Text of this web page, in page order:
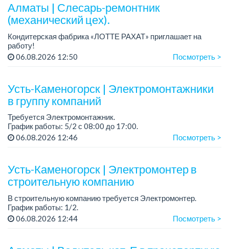
Алматы | Слесарь-ремонтник
(механический цех).
Кондитерская фабрика «ЛОТТЕ РАХАТ» приглашает на
работу!
График работы: сменный.
06.08.2026 12:50 Посмотреть >
Усть-Каменогорск | Электромонтажники
в группу компаний
Требуется Электромонтажник.
График работы: 5/2 с 08:00 до 17:00.
Требования:
06.08.2026 12:46 Посмотреть >
Усть-Каменогорск | Электромонтер в
строительную компанию
В строительную компанию требуется Электромонтер.
График работы: 1/2.
Зарплата: 350 000 тенге на карту банка.
06.08.2026 12:44 Посмотреть >